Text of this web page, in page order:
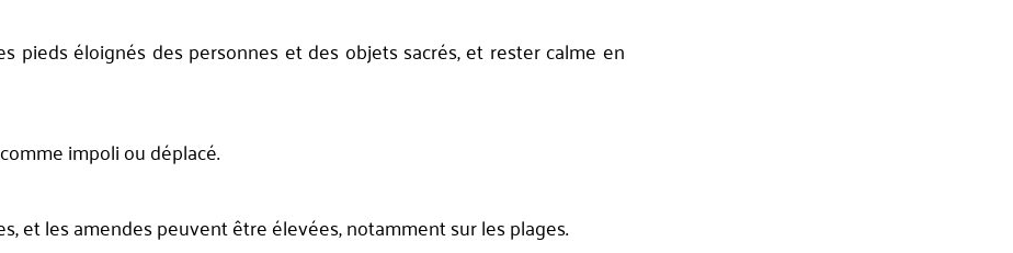
pieds éloignés des personnes et des objets sacrés, et rester calme en
impoli ou déplacé.
et les amendes peuvent être élevées, notamment sur les plages.